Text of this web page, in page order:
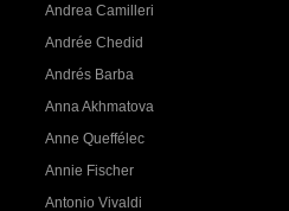
Andrea Camilleri
Andrée Chedid
Andrés Barba
Anna Akhmatova
Anne Queffélec
Annie Fischer
Antonio Vivaldi